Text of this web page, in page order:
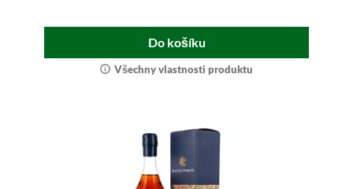
Do košíku
Všechny vlastnosti produktu